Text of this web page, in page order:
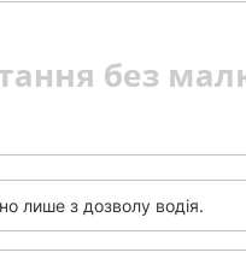
лише з дозволу водія.